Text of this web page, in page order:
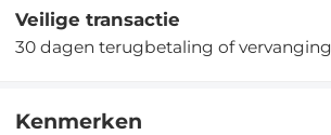
Veilige transactie
30 dagen terugbetaling of vervanging
Kenmerken